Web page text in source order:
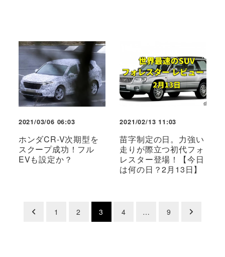
2021/03/06 06:03
ホンダCR-V次期型を
スクープ成功！フル
EVも設定か？
2021/02/13 11:03
苗字制定の日。力強い
走りが際立つ初代フォ
レスター登場！【今日
は何の日？2月13日】
1 2 3 4 … 9